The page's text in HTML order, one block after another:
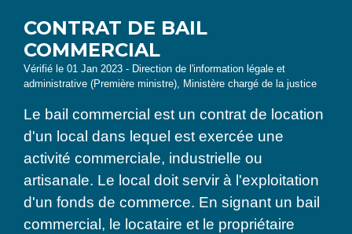
CONTRAT DE BAIL
COMMERCIAL
Vérifié le 01 Jan 2023 - Direction de l'information légale et
administrative (Première ministre), Ministère chargé de la justice
Le bail commercial est un contrat de location
d'un local dans lequel est exercée une
activité commerciale, industrielle ou
artisanale. Le local doit servir à l'exploitation
d'un fonds de commerce. En signant un bail
commercial, le locataire et le propriétaire